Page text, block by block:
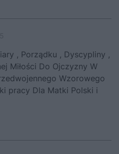
, Porządku , Dyscypliny ,
Miłości Do Ojczyzny W
Wzorowego
pracy Dla Matki Polski i